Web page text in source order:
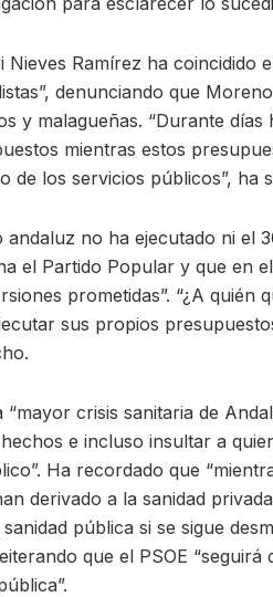
Ramírez ha coincidido
denunciando que
y malagueñas. “Durante días
mientras estos
los servicios públicos”, ha
no ha ejecutado ni el
el Partido Popular y que en
prometidas”. “¿A quién
sus propios
crisis sanitaria de
e incluso insultar a
Ha recordado que
derivado a la sanidad
pública si se sigue
que el PSOE “seguirá